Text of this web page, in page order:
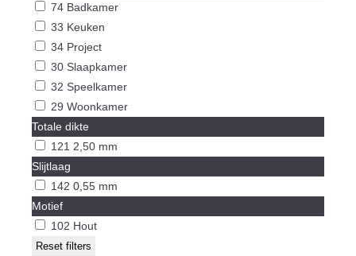
74 Badkamer
33 Keuken
34 Project
30 Slaapkamer
32 Speelkamer
29 Woonkamer
Totale dikte
121 2,50 mm
Slijtlaag
142 0,55 mm
Motief
102 Hout